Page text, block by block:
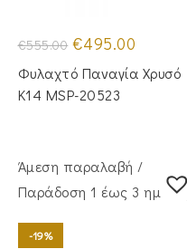
€555.00 Original
price
was:
€555.00.
€495.00
τιμή
είναι:
Φυλαχτό Παναγία Χρυσό
Κ14 MSP-20523
Άμεση παραλαβή /
Παράδoση 1 έως 3 ημέρες
-19%